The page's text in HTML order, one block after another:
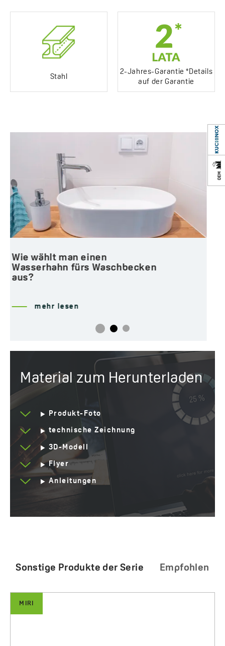
Stahl
2-Jahres-Garantie *Details
auf der Garantie
Das ABC der Armaturen oder:
Was ist was?
mehr lesen
Material zum Herunterladen
Produkt-Foto
technische Zeichnung
3D-Modell
Flyer
Anleitungen
Sonstige Produkte der Serie Empfohlen